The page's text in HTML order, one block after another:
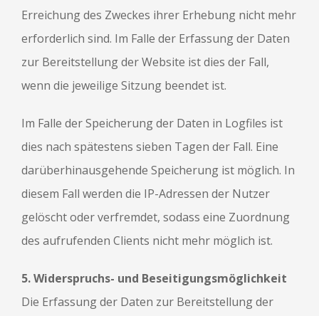
Erreichung des Zweckes ihrer Erhebung nicht mehr
erforderlich sind. Im Falle der Erfassung der Daten
zur Bereitstellung der Website ist dies der Fall,
wenn die jeweilige Sitzung beendet ist.
Im Falle der Speicherung der Daten in Logfiles ist
dies nach spätestens sieben Tagen der Fall. Eine
darüberhinausgehende Speicherung ist möglich. In
diesem Fall werden die IP-Adressen der Nutzer
gelöscht oder verfremdet, sodass eine Zuordnung
des aufrufenden Clients nicht mehr möglich ist.
5. Widerspruchs- und Beseitigungsmöglichkeit
Die Erfassung der Daten zur Bereitstellung der